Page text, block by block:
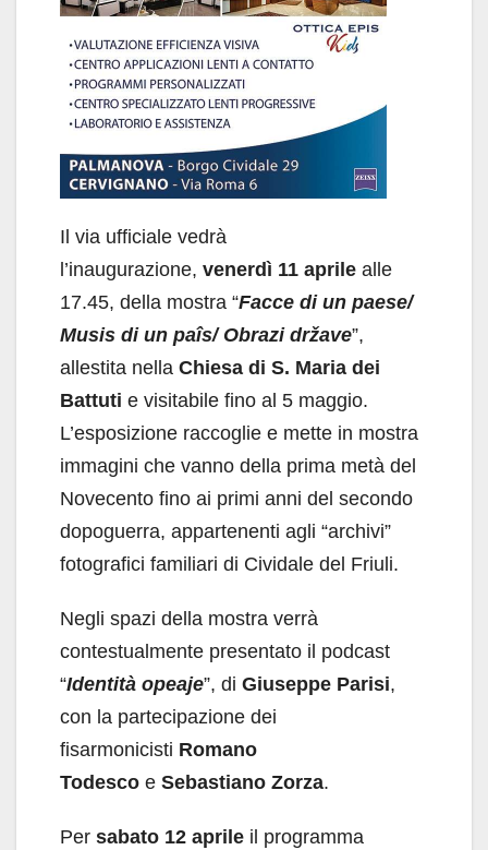
Il via ufficiale vedrà
l’inaugurazione, venerdì 11 aprile alle
17.45, della mostra “Facce di un paese/
Musis di un paîs/ Obrazi države”,
allestita nella Chiesa di S. Maria dei
Battuti e visitabile fino al 5 maggio.
L’esposizione raccoglie e mette in mostra
immagini che vanno della prima metà del
Novecento fino ai primi anni del secondo
dopoguerra, appartenenti agli “archivi”
fotografici familiari di Cividale del Friuli.
Negli spazi della mostra verrà
contestualmente presentato il podcast
“Identità opeaje”, di Giuseppe Parisi,
con la partecipazione dei
fisarmonicisti Romano
Todesco e Sebastiano Zorza.
Per sabato 12 aprile il programma